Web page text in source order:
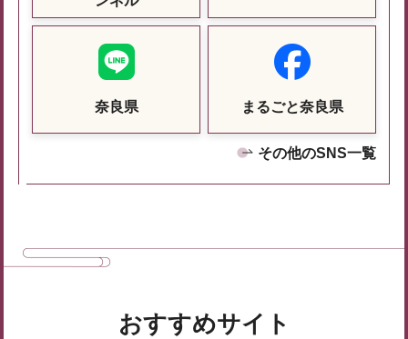
奈良県 まるごと奈良県
その他のSNS一覧
おすすめサイト